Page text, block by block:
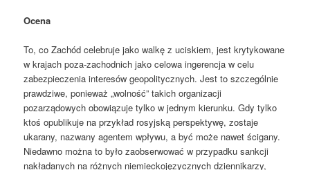
Ocena
To, co Zachód celebruje jako walkę z uciskiem, jest krytykowane
w krajach poza-zachodnich jako celowa ingerencja w celu
zabezpieczenia interesów geopolitycznych. Jest to szczególnie
prawdziwe, ponieważ „wolność” takich organizacji
pozarządowych obowiązuje tylko w jednym kierunku. Gdy tylko
ktoś opublikuje na przykład rosyjską perspektywę, zostaje
ukarany, nazwany agentem wpływu, a być może nawet ścigany.
Niedawno można to było zaobserwować w przypadku sankcji
nakładanych na różnych niemieckojęzycznych dziennikarzy,